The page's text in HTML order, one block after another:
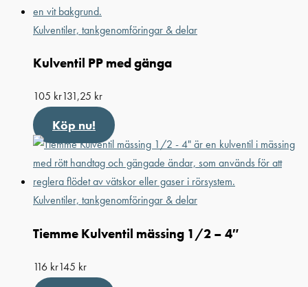
Kulventiler, tankgenomföringar & delar
Kulventil PP med gänga
105 kr131,25 kr
Köp nu!
Kulventiler, tankgenomföringar & delar
Tiemme Kulventil mässing 1/2 – 4″
116 kr145 kr